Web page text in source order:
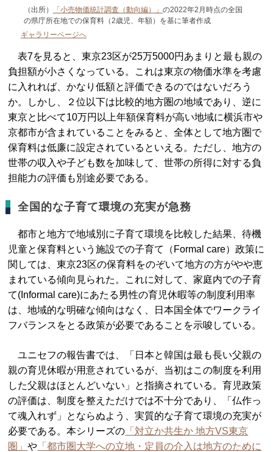
（出所） 「小売物価統計調査（動向編）」 の2022年2月時点の全国
の県庁所在地での保育料（2歳児、年額）を基に筆者作成
ギャラリーページへ
表7を見ると、東京23区が25万5000円あまりと最も親の
負担額が小さくなっている。これは東京の物価水準を考慮
に入れれば、かなり低額と評価できるのではないだろう
か。しかし、２位以下は比較的地方圏の地域であり、逆に
東京と比べて10万円以上年額保育料が高い地域に横浜市や
京都市が含まれていることをみると、全体として地方圏で
保育料は低廉に設定されているといえる。ただし、地方の
世帯の収入や子ども数を加味して、世帯の所得に対する負
担能力の評価も別途必要である。
全国的な子育て環境の充実が急務
都市と地方で地域別に子育て環境を比較した結果、待機
児童と保育料という施設での子育て（Formal care）政策に
関しては、東京23区の保育料をのぞいて地方の方がやや恵
まれている傾向見られた。これに対して、家庭内での子育
て(Informal care)にあたる男性の育児休暇等の制度利用率
は、地域的な明確な傾向はなく、日本国全体でワークライ
フバランスをとる政策が必要であることを示唆している。
ユニセフの報告書では、「日本と韓国は最も長い父親の
親の育児休暇が用意されているが、当初はこの制度を利用
した父親はほとんどいない」と指摘されている。育児政策
の評価は、制度を整えただけでは不十分であり、「仏作っ
て魂入れず」とならぬよう、実質的な子育て環境の充実が
必要である。本シリーズの 「対立か共生か 地方VS東京
圏」や 「都市圏大学への立地・定員の介入は地方のために